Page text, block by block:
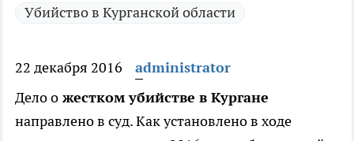
Убийство в Курганской области
22 декабря 2016
administrator
Дело о жестком убийстве в Кургане
направлено в суд.Как установлено в ходе